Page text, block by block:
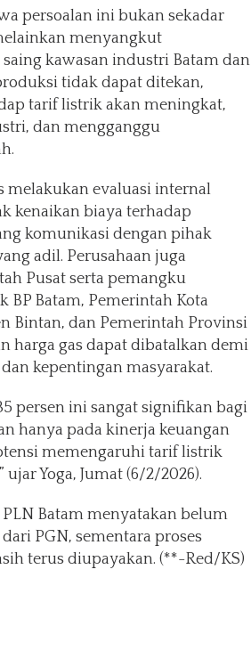
persoalan ini bukan sekadar
menyangkut
kawasan industri Batam dan
tidak dapat ditekan,
tarif listrik akan meningkat,
dan mengganggu
melakukan evaluasi internal
kenaikan biaya terhadap
komunikasi dengan pihak
adil. Perusahaan juga
Pusat serta pemangku
BP Batam, Pemerintah Kota
Bintan, dan Pemerintah Provinsi
harga gas dapat dibatalkan demi
kepentingan masyarakat.
persen ini sangat signifikan bagi
hanya pada kinerja keuangan
memengaruhi tarif listrik
Yoga, Jumat (6/2/2026).
Batam menyatakan belum
PGN, sementara proses
terus diupayakan. (**-Red/KS)